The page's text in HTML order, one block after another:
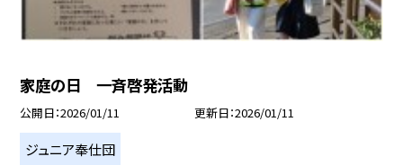
家庭の日 一斉啓発活動
公開日 2026/01/11 更新日 2026/01/11
ジュニア奉仕団